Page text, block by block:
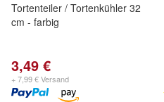
Tortenteiler / Tortenkühler 32
cm - farbig
3,49 €
+ 7,99 € Versand